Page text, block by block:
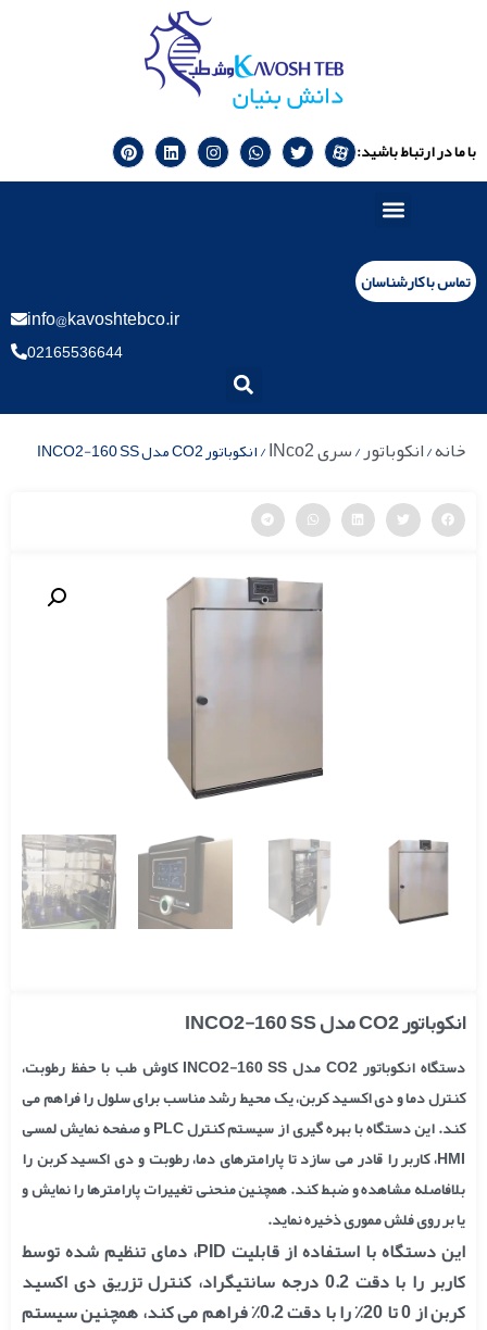
با ما در ارتباط باشید:
تماس با کارشناسان
info@kavoshtebco.ir
02165536644
خانه/انکوباتور/سری INco2 / انکوباتور CO2 مدل INCO2-160 SS
انکوباتور CO2 مدل INCO2-160 SS
دستگاه انکوباتور CO2 مدل INCO2-160 SS کاوش طب با حفظ رطوبت،
کنترل دما و دی اکسید کربن، یک محیط رشد مناسب برای سلول را فراهم می
کند. این دستگاه با بهره گیری از سیستم کنترل PLC و صفحه نمایش لمسی
HMI، کاربر را قادر می سازد تا پارامترهای دما، رطوبت و دی اکسید کربن را
بلافاصله مشاهده و ضبط کند. همچنین منحنی تغییرات پارامترها را نمایش و
یا بر روی فلش مموری ذخیره نماید.
این دستگاه با استفاده از قابلیت PID، دمای تنظیم شده توسط
کاربر را با دقت 0.2 درجه سانتیگراد، کنترل تزریق دی اکسید
کربن از 0 تا 20٪ را با دقت 0.2٪ فراهم می کند، همچنین سیستم